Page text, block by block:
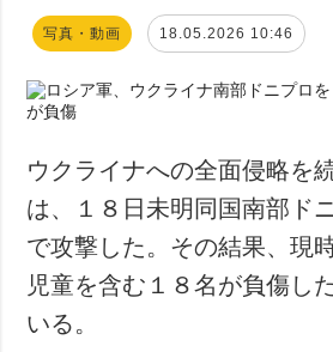
政治
経済・復興
防衛
社会・文化
スポーツ
犯罪
事故・緊急事態
追加
写真・動画 18.05.2026 10:46
ウクライナへの全面侵略を
は、１８日未明同国南部ド
で攻撃した。その結果、現
児童を含む１８名が負傷し
いる。